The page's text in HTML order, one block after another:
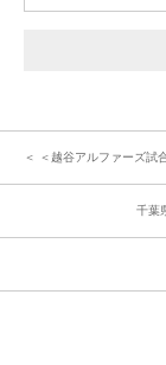
＜ ＜越谷アルファーズ試
千葉